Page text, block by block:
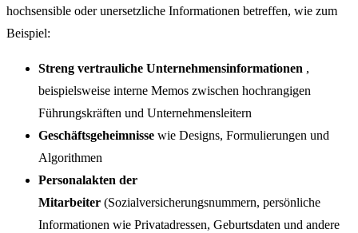
hochsensible oder unersetzliche Informationen betreffen, wie zum
Beispiel:
Streng vertrauliche Unternehmensinformationen ,
beispielsweise interne Memos zwischen hochrangigen
Führungskräften und Unternehmensleitern
Geschäftsgeheimnisse wie Designs, Formulierungen und
Algorithmen
Personalakten der
Mitarbeiter (Sozialversicherungsnummern, persönliche
Informationen wie Privatadressen, Geburtsdaten und andere